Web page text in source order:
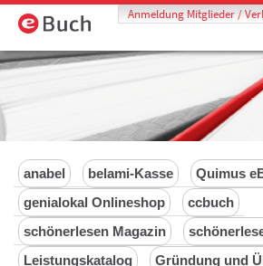
Anmeldung Mitglieder /
anabel belami-Kasse
Quimus
genialokal Onlineshop
ccbuch
schönerlesen Magazin
Leistungskatalog
Gründung und